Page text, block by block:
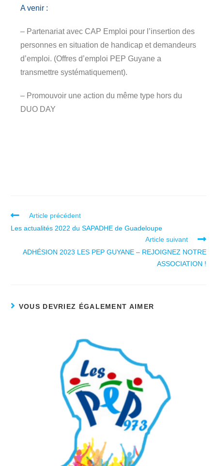
A venir :
– Partenariat avec CAP Emploi pour l’insertion des
personnes en situation de handicap et demandeurs
d’emploi. (Offres d’emploi PEP Guyane a
transmettre systématiquement).
– Promouvoir une action du même type hors du
DUO DAY
Article précédent
Les actualités 2022 du SAPADHE de Guadeloupe
Article suivant
ADHÉSION 2023 LES PEP GUYANE – REJOIGNEZ NOTRE
ASSOCIATION !
VOUS DEVRIEZ ÉGALEMENT AIMER